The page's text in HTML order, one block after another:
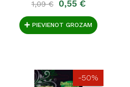
1,09 € 0,55 €
PIEVIENOT GROZAM
-50%